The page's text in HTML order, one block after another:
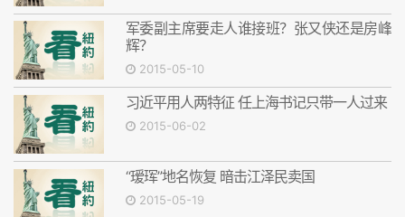
军委副主席要走人谁接班？张又侠还是房峰
辉？
2015-05-10
习近平用人两特征 任上海书记只带一人过来
2015-06-02
“瑷珲”地名恢复 暗击江泽民卖国
2015-05-19